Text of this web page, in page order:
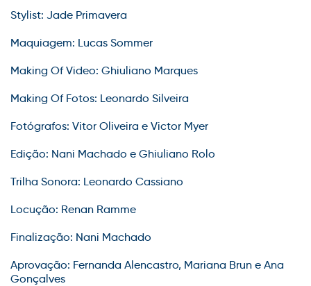
Stylist: Jade Primavera
Maquiagem: Lucas Sommer
Making Of Video: Ghiuliano Marques
Making Of Fotos: Leonardo Silveira
Fotógrafos: Vitor Oliveira e Victor Myer
Edição: Nani Machado e Ghiuliano Rolo
Trilha Sonora: Leonardo Cassiano
Locução: Renan Ramme
Finalização: Nani Machado
Aprovação: Fernanda Alencastro, Mariana Brun e Ana
Gonçalves